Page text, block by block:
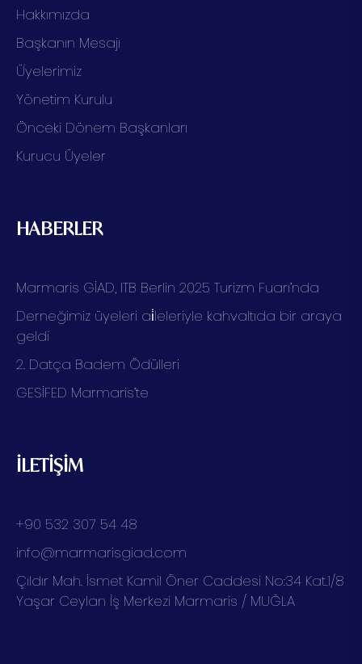
Hakkımızda
Başkanın Mesajı
Üyelerimiz
Yönetim Kurulu
Önceki Dönem Başkanları
Kurucu Üyeler
HABERLER
Marmaris GİAD, ITB Berlin 2025 Turizm Fuarı’nda
Derneğimiz üyeleri ai̇leleriyle kahvaltıda bir araya
geldi
2. Datça Badem Ödülleri
GESİFED Marmaris’te
İLETİŞİM
+90 532 307 54 48
info@marmarisgiad.com
Çıldır Mah. İsmet Kamil Öner Caddesi No:34 Kat.1/8
Yaşar Ceylan İş Merkezi Marmaris / MUĞLA